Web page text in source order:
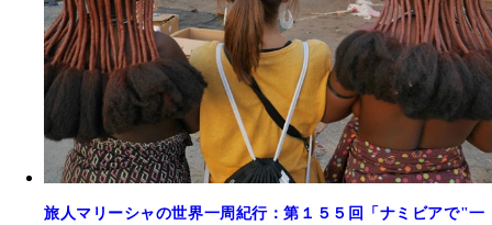
旅人マリーシャの世界一周紀行：第１５５回「ナミビアで"一